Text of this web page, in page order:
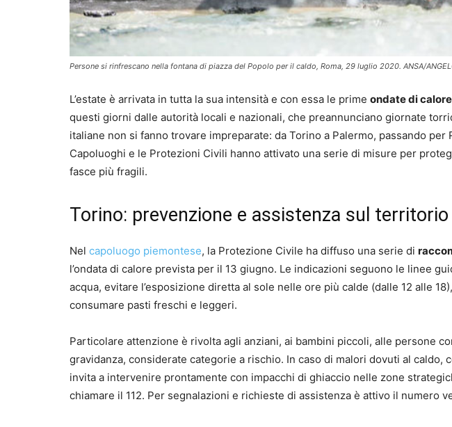
Persone si rinfrescano nella fontana di piazza del Popolo per il caldo, Roma, 29 luglio 2020. ANSA/
L’estate è arrivata in tutta la sua intensità e con essa le prime ondate di calore
questi giorni dalle autorità locali e nazionali, che preannunciano giornate
italiane non si fanno trovare impreparate: da Torino a Palermo, passando per
Capoluoghi e le Protezioni Civili hanno attivato una serie di misure per
fasce più fragili.
Torino: prevenzione e assistenza sul territorio
Nel capoluogo piemontese, la Protezione Civile ha diffuso una serie di
l’ondata di calore prevista per il 13 giugno. Le indicazioni seguono le linee
acqua, evitare l’esposizione diretta al sole nelle ore più calde (dalle 12 alle
consumare pasti freschi e leggeri.
Particolare attenzione è rivolta agli anziani, ai bambini piccoli, alle persone
gravidanza, considerate categorie a rischio. In caso di malori dovuti al caldo,
invita a intervenire prontamente con impacchi di ghiaccio nelle zone
chiamare il 112. Per segnalazioni e richieste di assistenza è attivo il numero